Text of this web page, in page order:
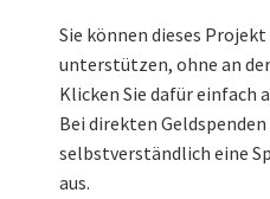
Sie können dieses
unterstützen, ohne an
Klicken Sie dafür einfach
Bei direkten
selbstverständlich eine
aus.